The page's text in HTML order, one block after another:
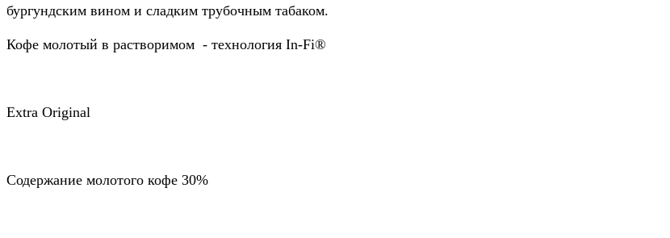
бургундским вином и сладким трубочным табаком.
Кофе молотый в растворимом - технология In-Fi®
Extra Original
Содержание молотого кофе 30%